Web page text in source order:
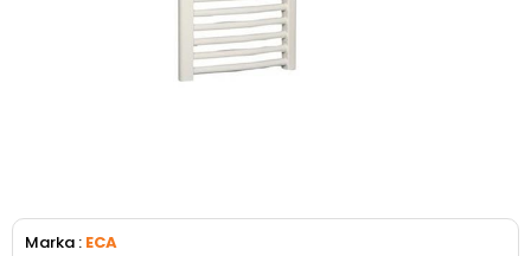
Marka : ECA